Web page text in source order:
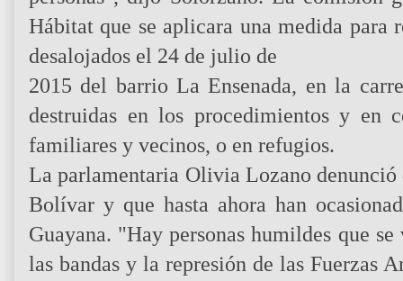
Hábitat que se aplicara una medida para
desalojados el 24 de julio de
2015 del barrio La Ensenada, en la
destruidas en los procedimientos y en
familiares y vecinos, o en refugios.
La parlamentaria Olivia Lozano
Bolívar y que hasta ahora han
Guayana. "Hay personas humildes que
las bandas y la represión de las Fuerzas